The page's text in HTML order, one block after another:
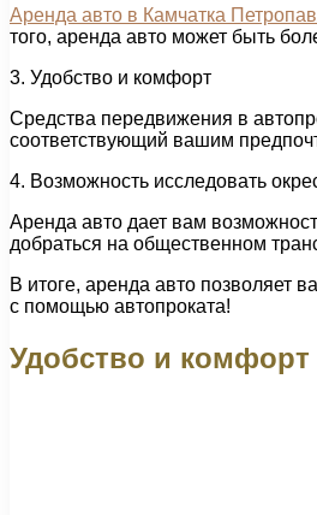
Аренда авто в Камчатка
того, аренда авто может быть
3. Удобство и комфорт
Средства передвижения в
соответствующий вашим
4. Возможность исследовать
Аренда авто дает вам
добраться на общественном
В итоге, аренда авто позволяет
с помощью автопроката!
Удобство и комфорт